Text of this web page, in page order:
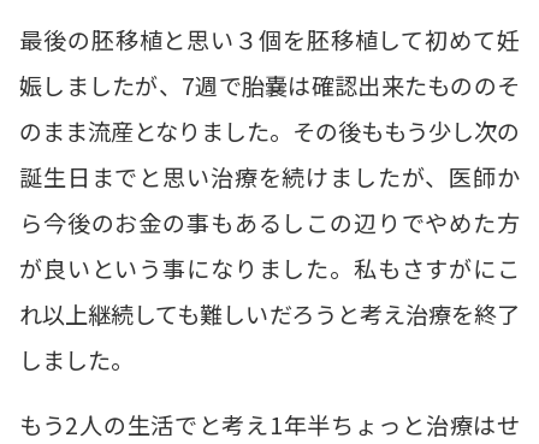
最後の胚移植と思い３個を胚移植して初めて妊
娠しましたが、7週で胎嚢は確認出来たもののそ
のまま流産となりました。その後ももう少し次の
誕生日までと思い治療を続けましたが、医師か
ら今後のお金の事もあるしこの辺りでやめた方
が良いという事になりました。私もさすがにこ
れ以上継続しても難しいだろうと考え治療を終了
しました。
もう2人の生活でと考え1年半ちょっと治療はせ